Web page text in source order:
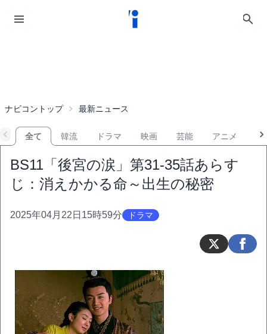
ナビコントップ 最新ニュース
全て 韓流 ドラマ 映画 芸能 アニメ
BS11「後宮の涙」第31-35話あらす
じ：消えかかる命～出生の秘密
2025年04月22日15時59分 ドラマ